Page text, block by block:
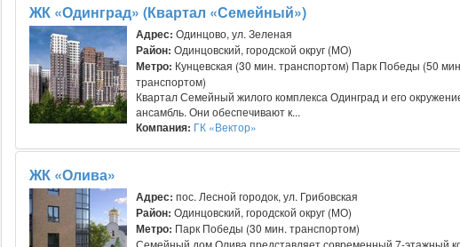
ЖК «Одинград» (Квартал «Семейный»)
Адрес: Одинцово, ул. Зеленая
Район: Одинцовский, городской округ (МО)
Метро: Кунцевская (30 мин. транспортом) Парк Победы (50
транспортом)
Квартал Семейный жилого комплекса Одинград и его
ансамбль. Они обеспечивают к...
Компания: ГК «Вектор»
ЖК «Олива»
Адрес: пос. Лесной городок, ул. Грибовская
Район: Одинцовский, городской округ (МО)
Метро: Парк Победы (30 мин. транспортом)
Семейный дом Олива представляет современный 7-этажный